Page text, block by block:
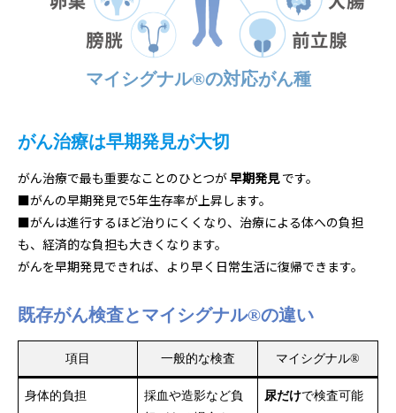
マイシグナル®の対応がん種
がん治療は早期発見が大切
がん治療で最も重要なことのひとつが早期発見です。
■がんの早期発見で5年生存率が上昇します。
■がんは進行するほど治りにくくなり、治療による体への負担
も、経済的な負担も大きくなります。
がんを早期発見できれば、より早く日常生活に復帰できます。
既存がん検査とマイシグナル®の違い
項目 一般的な検査 マイシグナル®
身体的負担
採血や造影など負
尿だけで検査可能